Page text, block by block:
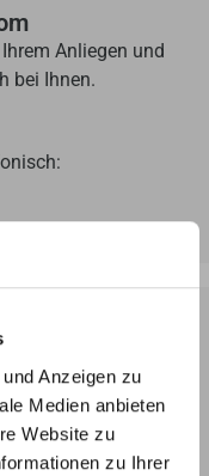
Anzeigen zu
Medien anbieten
Website zu
zu Ihrer
Anliegen und
bei Ihnen.
ein3D-Modell
unverbindlich und
Vorstellungen.